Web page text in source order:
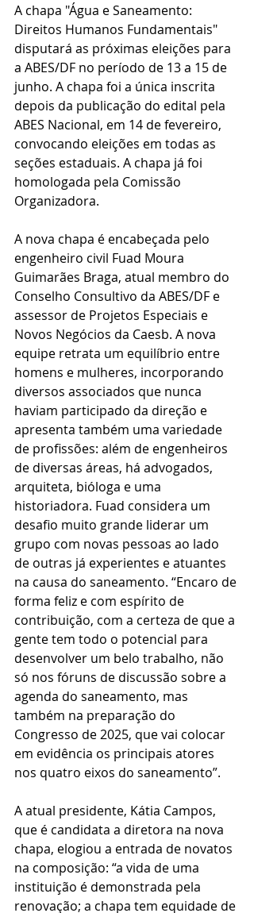
A chapa "Água e Saneamento:
Direitos Humanos Fundamentais"
disputará as próximas eleições para
a ABES/DF no período de 13 a 15 de
junho. A chapa foi a única inscrita
depois da publicação do edital pela
ABES Nacional, em 14 de fevereiro,
convocando eleições em todas as
seções estaduais. A chapa já foi
homologada pela Comissão
Organizadora.
A nova chapa é encabeçada pelo
engenheiro civil Fuad Moura
Guimarães Braga, atual membro do
Conselho Consultivo da ABES/DF e
assessor de Projetos Especiais e
Novos Negócios da Caesb. A nova
equipe retrata um equilíbrio entre
homens e mulheres, incorporando
diversos associados que nunca
haviam participado da direção e
apresenta também uma variedade
de profissões: além de engenheiros
de diversas áreas, há advogados,
arquiteta, bióloga e uma
historiadora. Fuad considera um
desafio muito grande liderar um
grupo com novas pessoas ao lado
de outras já experientes e atuantes
na causa do saneamento. “Encaro de
forma feliz e com espírito de
contribuição, com a certeza de que a
gente tem todo o potencial para
desenvolver um belo trabalho, não
só nos fóruns de discussão sobre a
agenda do saneamento, mas
também na preparação do
Congresso de 2025, que vai colocar
em evidência os principais atores
nos quatro eixos do saneamento”.
A atual presidente, Kátia Campos,
que é candidata a diretora na nova
chapa, elogiou a entrada de novatos
na composição: “a vida de uma
instituição é demonstrada pela
renovação; a chapa tem equidade de